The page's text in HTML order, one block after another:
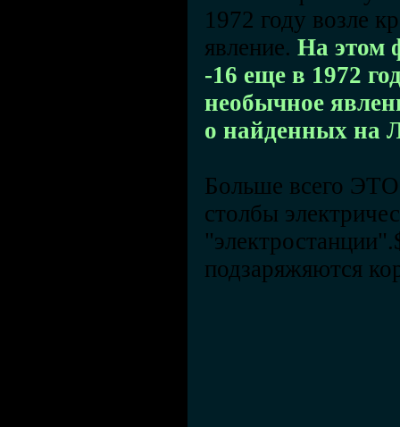
1972 году возле
явление. На этом
-16 еще в 1972
необычное
о найденных на
Больше всего
столбы
подзаряжяются